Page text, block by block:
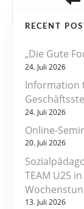
RECENT
„Die Gute
24. Juli 2026
Information
24. Juli 2026
Online-
20. Juli 2026
TEAM U25
13. Juli 2026